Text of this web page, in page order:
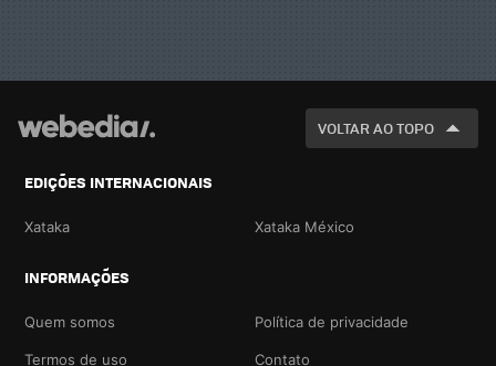
VOLTAR AO TOPO
EDIÇÕES INTERNACIONAIS
Xataka Xataka México
INFORMAÇÕES
Quem somos Política de privacidade
Termos de uso Contato